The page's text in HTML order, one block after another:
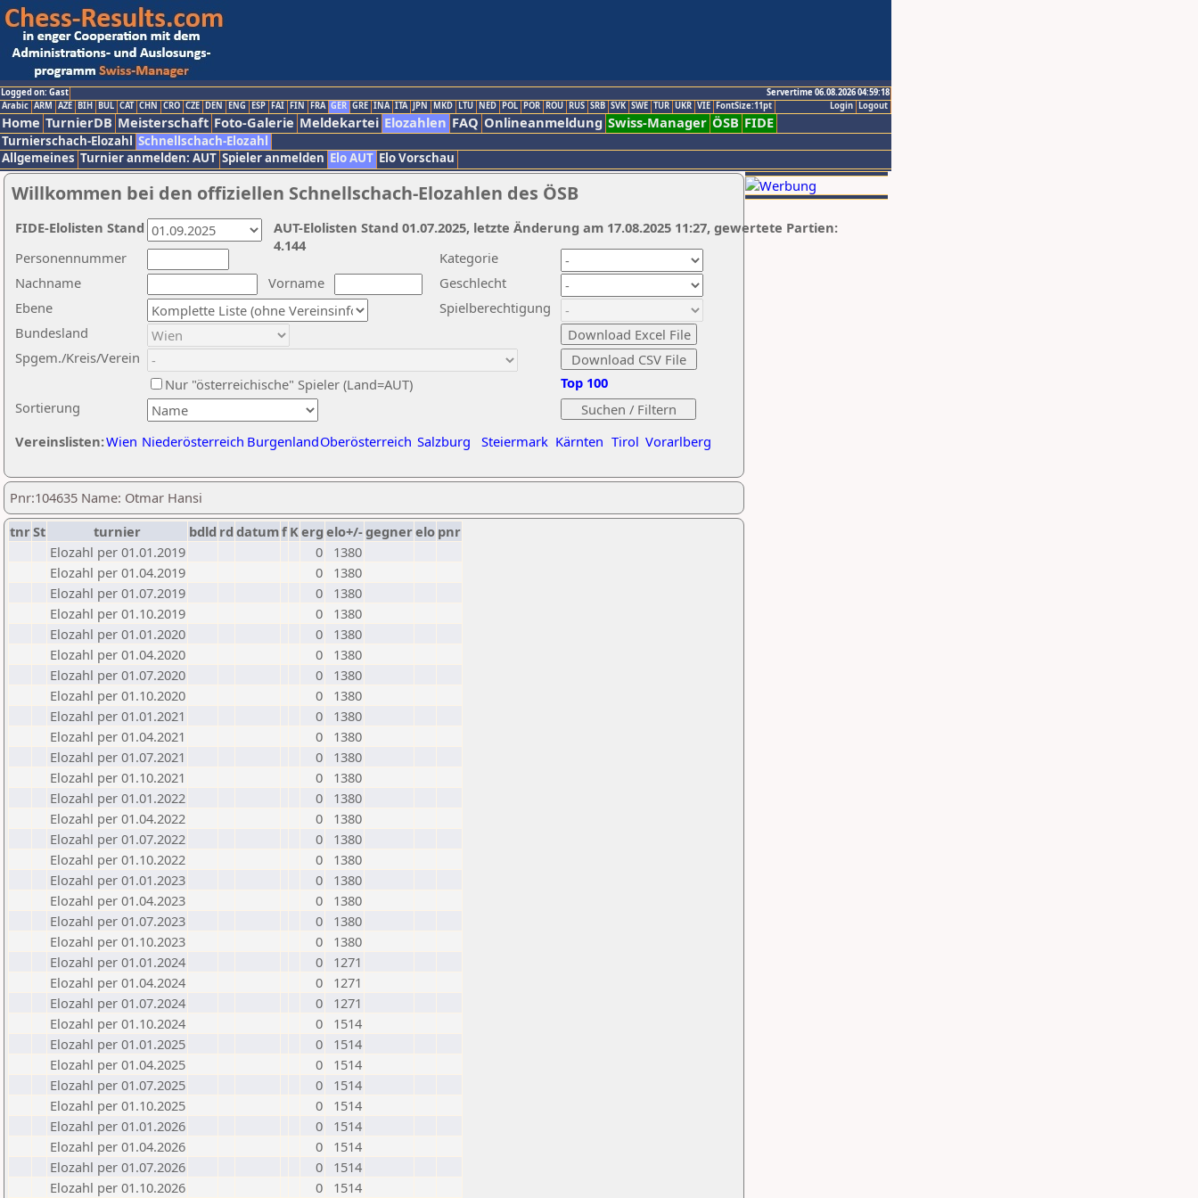
Logged on: Gast
Servertime 06.08.2026 04:59:18
Logout
Login
Arabic ARM AZE BIH BUL CAT CHN CRO CZE DEN ENG ESP FAI FIN FRA GER GRE INA ITA JPN MKD LTU NED POL POR ROU RUS SRB SVK SWE TUR UKR VIE FontSize:11pt
Home TurnierDB Meisterschaft Foto-Galerie Meldekartei Elozahlen FAQ Onlineanmeldung Swiss-Manager ÖSB FIDE
Turnierschach-Elozahl Schnellschach-Elozahl
Allgemeines Turnier anmelden: AUT Spieler anmelden Elo AUT Elo Vorschau
Willkommen bei den offiziellen Schnellschach-Elozahlen des ÖSB
Nachname
Vorname
Ebene
Kategorie
Sortierung
Personennummer
Bundesland
Spgem./Kreis/Verein
Geschlecht
Nur "österreichische" Spieler (Land=AUT)
Spielberechtigung
Vereinslisten:Wien Niederösterreich BurgenlandOberösterreich Salzburg Steiermark Kärnten Tirol Vorarlberg
Top 100
AUT-Elolisten Stand 01.07.2025, letzte Änderung am 17.08.2025 11:27, gewertete Partien:
4.144
FIDE-Elolisten Stand
Pnr:104635 Name: Otmar Hansi
tnrSt turnier bdld rd datumf Kerg elo+/-gegnerelo pnr
Elozahl per 01.01.2019
0
1380
Elozahl per 01.04.2019
0
1380
Elozahl per 01.07.2019
0
1380
Elozahl per 01.10.2019
0
1380
Elozahl per 01.01.2020
0
1380
Elozahl per 01.04.2020
0
1380
Elozahl per 01.07.2020
0
1380
Elozahl per 01.10.2020
0
1380
Elozahl per 01.01.2021
0
1380
Elozahl per 01.04.2021
0
1380
Elozahl per 01.07.2021
0
1380
Elozahl per 01.10.2021
0
1380
Elozahl per 01.01.2022
0
1380
Elozahl per 01.04.2022
0
1380
Elozahl per 01.07.2022
0
1380
Elozahl per 01.10.2022
0
1380
Elozahl per 01.01.2023
0
1380
Elozahl per 01.04.2023
0
1380
Elozahl per 01.07.2023
0
1380
Elozahl per 01.10.2023
0
1380
Elozahl per 01.01.2024
0
1271
Elozahl per 01.04.2024
0
1271
Elozahl per 01.07.2024
0
1271
Elozahl per 01.10.2024
0
1514
Elozahl per 01.01.2025
0
1514
Elozahl per 01.04.2025
0
1514
Elozahl per 01.07.2025
0
1514
Elozahl per 01.10.2025
0
1514
Elozahl per 01.01.2026
0
1514
Elozahl per 01.04.2026
0
1514
Elozahl per 01.07.2026
0
1514
Elozahl per 01.10.2026
0 1514